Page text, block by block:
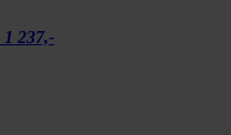
1 237,-